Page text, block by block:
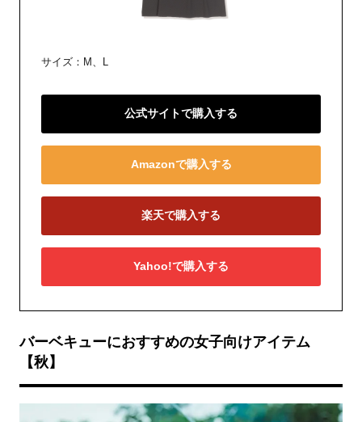
サイズ：M、L
公式サイトで購入する
Amazonで購入する
楽天で購入する
Yahoo!で購入する
バーベキューにおすすめの女子向けアイテム
【秋】